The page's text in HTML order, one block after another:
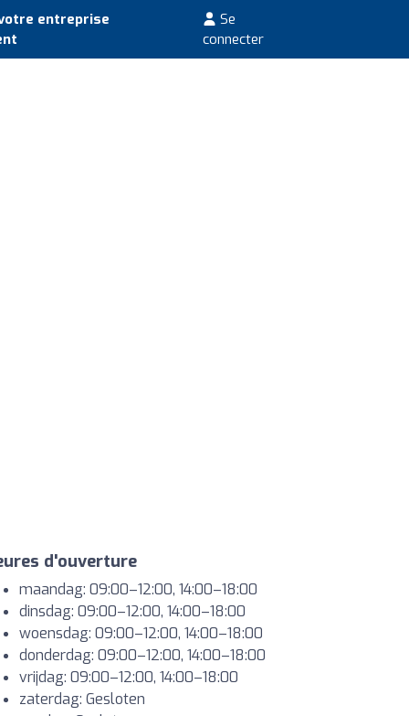
entreprise
Se
connecter
d'ouverture
maandag: 09:00–12:00, 14:00–18:00
dinsdag: 09:00–12:00, 14:00–18:00
woensdag: 09:00–12:00, 14:00–18:00
donderdag: 09:00–12:00, 14:00–18:00
vrijdag: 09:00–12:00, 14:00–18:00
zaterdag: Gesloten